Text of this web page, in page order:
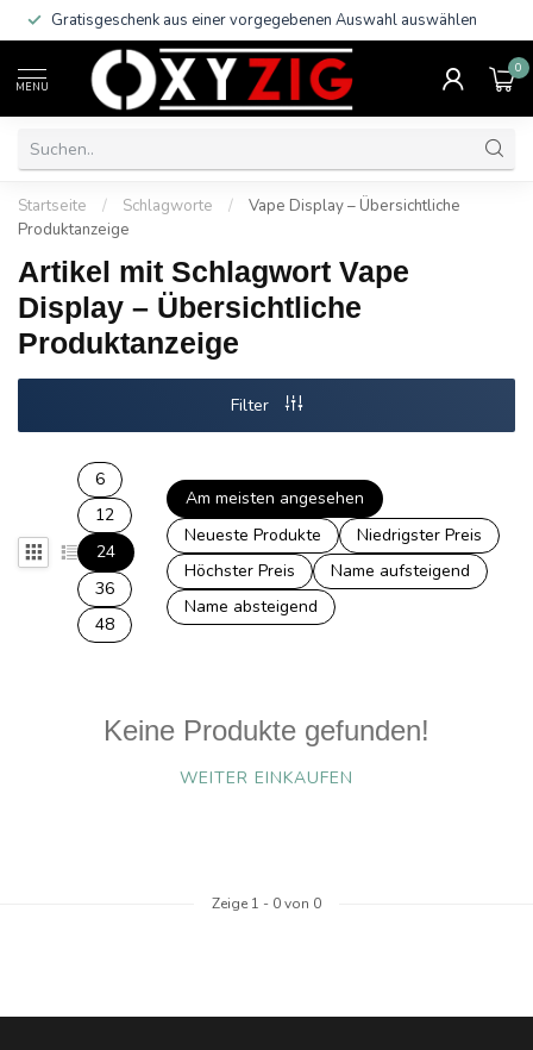
Gratisgeschenk aus einer vorgegebenen Auswahl auswählen
MENU
0
Startseite / Schlagworte /
Vape Display – Übersichtliche
Produktanzeige
Artikel mit Schlagwort Vape
Display – Übersichtliche
Produktanzeige
Filter
6
12
24
36
48
Am meisten angesehen
Neueste Produkte
Niedrigster Preis
Höchster Preis
Name aufsteigend
Name absteigend
Keine Produkte gefunden!
WEITER EINKAUFEN
Zeige 1 - 0von 0